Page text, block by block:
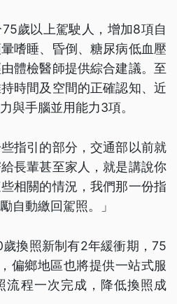
歲以上駕駛人，增加8項自
嗜睡、昏倒、糖尿病低血壓
體檢醫師提供綜合建議。至
時間及空間的正確認知、近
與手腦並用能力3項。
指引的部分，交通部以前就
長輩甚至家人，就是講說你
相關的情況，我們那一份指
自動繳回駕照。」
換照新制有2年緩衝期，75
偏鄉地區也將提供一站式服
流程一次完成，降低換照成